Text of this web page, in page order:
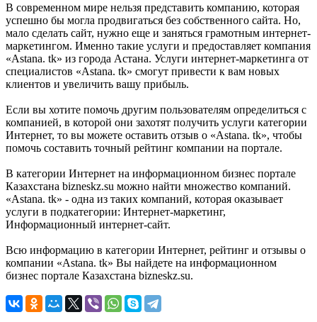
В современном мире нельзя представить компанию, которая
успешно бы могла продвигаться без собственного сайта. Но,
мало сделать сайт, нужно еще и заняться грамотным интернет-
маркетингом. Именно такие услуги и предоставляет компания
«Astana. tk» из города Астана. Услуги интернет-маркетинга от
специалистов «Astana. tk» смогут привести к вам новых
клиентов и увеличить вашу прибыль.
Если вы хотите помочь другим пользователям определиться с
компанией, в которой они захотят получить услуги категории
Интернет, то вы можете оставить отзыв о «Astana. tk», чтобы
помочь составить точный рейтинг компании на портале.
В категории Интернет на информационном бизнес портале
Казахстана bizneskz.su можно найти множество компаний.
«Astana. tk» - одна из таких компаний, которая оказывает
услуги в подкатегории: Интернет-маркетинг,
Информационный интернет-сайт.
Всю информацию в категории Интернет, рейтинг и отзывы о
компании «Astana. tk» Вы найдете на информационном
бизнес портале Казахстана bizneskz.su.